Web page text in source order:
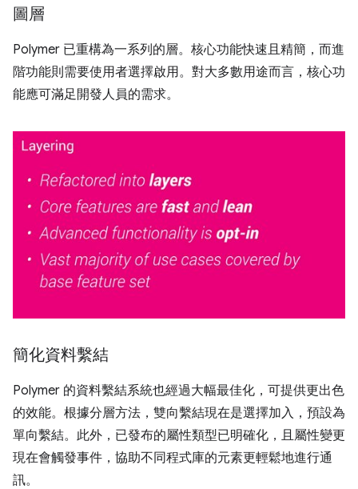
圖層
Polymer 已重構為一系列的層。核心功能快速且精簡，而進
階功能則需要使用者選擇啟用。對大多數用途而言，核心功
能應可滿足開發人員的需求。
簡化資料繫結
Polymer 的資料繫結系統也經過大幅最佳化，可提供更出色
的效能。根據分層方法，雙向繫結現在是選擇加入，預設為
單向繫結。此外，已發布的屬性類型已明確化，且屬性變更
現在會觸發事件，協助不同程式庫的元素更輕鬆地進行通
訊。